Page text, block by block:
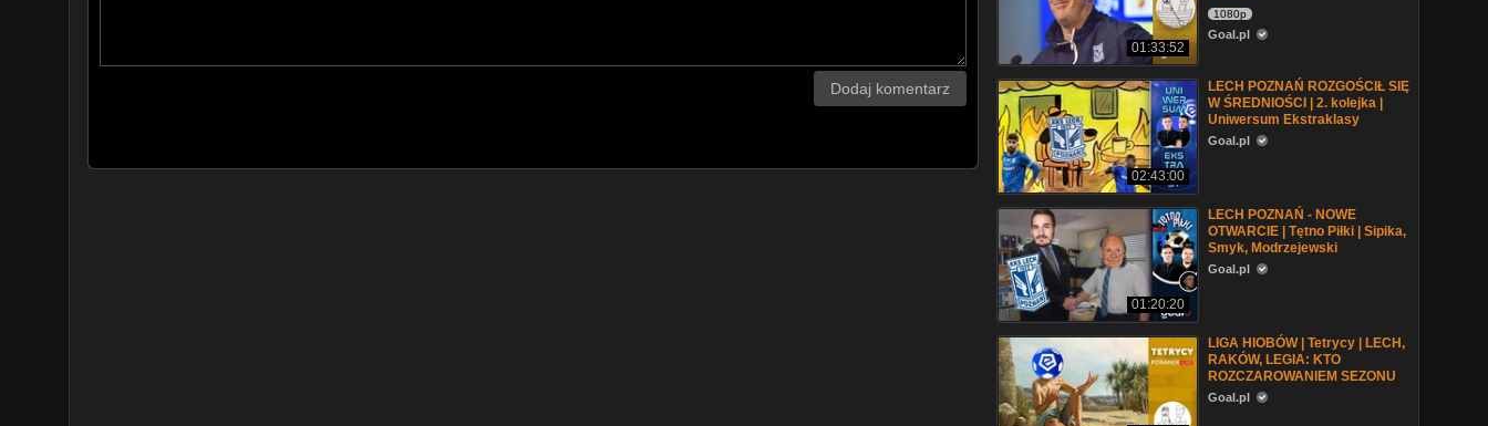
Dodaj komentarz
01:33:52
1080p
Goal.pl
02:43:00
LECH POZNAŃ ROZGOŚCIŁ SIĘ
W ŚREDNIOŚCI | 2. kolejka |
Uniwersum Ekstraklasy
Goal.pl
01:20:20
LECH POZNAŃ - NOWE
OTWARCIE | Tętno Piłki | Sipika,
Smyk, Modrzejewski
Goal.pl
LIGA HIOBÓW | Tetrycy | LECH,
RAKÓW, LEGIA: KTO
ROZCZAROWANIEM SEZONU
Goal.pl